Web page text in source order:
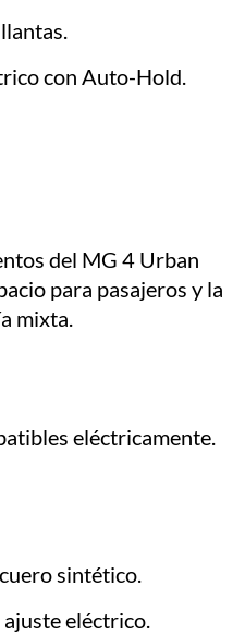
con Auto-Hold.
eléctricamente.
sintético.
eléctrico.